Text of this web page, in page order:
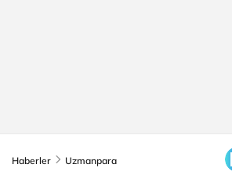
Haberler Uzmanpara